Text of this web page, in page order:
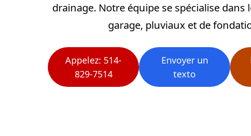
drainage. Notre équipe se spécialise dans
garage, pluviaux et de
Appelez: 514-
829-7514
Envoyer un
texto